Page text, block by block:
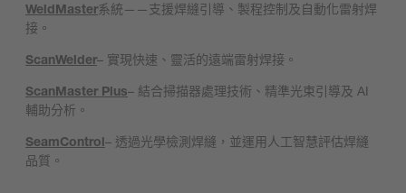
WeldMaster系統——支援焊縫引導、製程控制及自動化雷射焊
接。
ScanWelder– 實現快速、靈活的遠端雷射焊接。
ScanMaster Plus– 結合掃描器處理技術、精準光束引導及 AI
輔助分析。
SeamControl– 透過光學檢測焊縫，並運用人工智慧評估焊縫
品質。